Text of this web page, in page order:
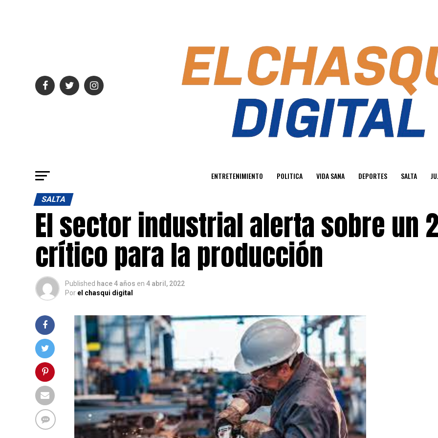
ENTRETENIMIENTO POLITICA VIDA SANA DEPORTES SALTA
SALTA
El sector industrial alerta sobre un
crítico para la producción
Published hace 4 años en 4 abril, 2022
Por el chasqui digital